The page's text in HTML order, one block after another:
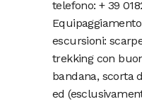
telefono: + 39
escursioni:
trekking con
bandana, scorta
ed